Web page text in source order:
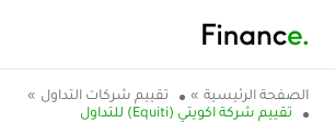
الصفحة الرئيسية » تقييم شركات التداول »
تقييم شركة اكويتي (Equiti) للتداول